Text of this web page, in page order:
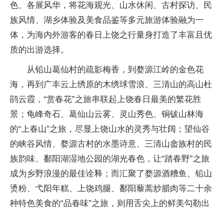
色、各展风华，将花海观光、山水休闲、古村探访、民
族风情、湖乡体验及美食品鉴等多元旅游体验融为一
体，为海内外游客的春日上饶之行量身打造了丰富且优
质的出游选择。
从铅山葛仙村的疏影梅香，到婺源江岭的金色花
海，再到广丰云上绣原的木绣球雪浪、三清山的高山杜
鹃云霞，“赏春花”之旅串联起上饶春日最美的繁花胜
景；龟峰奇石、葛仙山云雾、灵山秀色、铜钹山林海
的“上春山”之旅，尽显上饶山水的灵秀与壮阔；望仙谷
的峡谷风情、婺源古村的水墨诗意、三清山畲族村的民
族韵味、鄱阳湖湿地公园的湖光春色，让“踏春野”之旅
成为乡野浪漫的最佳诠释；而汇聚了婺源酒糟鱼、铅山
烫粉、弋阳年糕、上饶鸡腿、鄱阳藜蒿炒腊肉等二十余
种特色美食的“品春味”之旅，则用舌尖上的鲜美勾勒出